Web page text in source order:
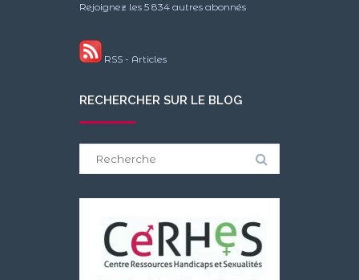
Rejoignez les 5 834 autres abonnés
RSS - Articles
RECHERCHER SUR LE BLOG